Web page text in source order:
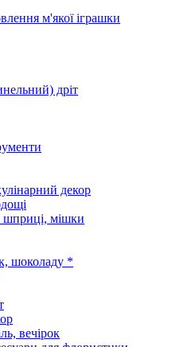
м'якої іграшки
дріт
декор
шприці, мішки
шоколаду *
вечірок